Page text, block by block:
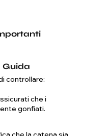
Guida
controllare:
che i
gonfiati.